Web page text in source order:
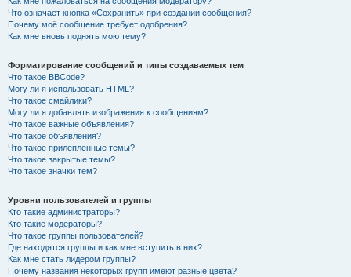
Что означает кнопка «Сохранить» при создании сообщения?
Почему моё сообщение требует одобрения?
Как мне вновь поднять мою тему?
Форматирование сообщений и типы создаваемых тем
Что такое BBCode?
Могу ли я использовать HTML?
Что такое смайлики?
Могу ли я добавлять изображения к сообщениям?
Что такое важные объявления?
Что такое объявления?
Что такое прилепленные темы?
Что такое закрытые темы?
Что такое значки тем?
Уровни пользователей и группы
Кто такие администраторы?
Кто такие модераторы?
Что такое группы пользователей?
Где находятся группы и как мне вступить в них?
Как мне стать лидером группы?
Почему названия некоторых групп имеют разные цвета?